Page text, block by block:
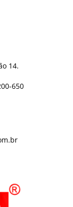
14.
650